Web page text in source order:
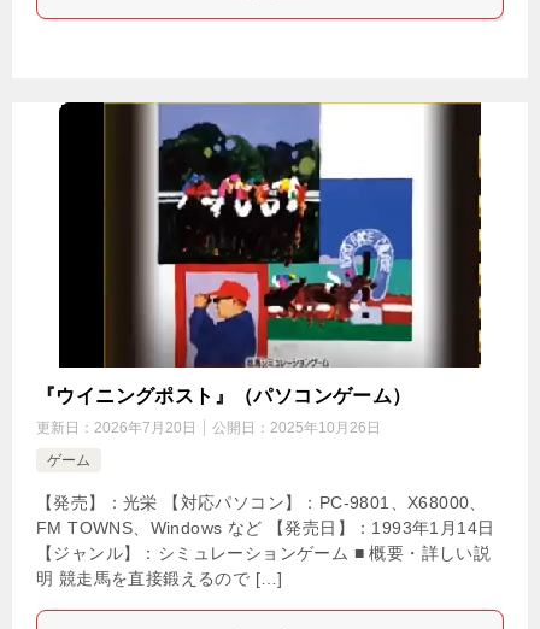
『ウイニングポスト』（パソコンゲーム）
更新日： 2026年7月20日 公開日： 2025年10月26日
ゲーム
【発売】：光栄 【対応パソコン】：PC-9801、X68000、
FM TOWNS、Windows など 【発売日】：1993年1月14日
【ジャンル】：シミュレーションゲーム ■ 概要・詳しい説
明 競走馬を直接鍛えるので […]